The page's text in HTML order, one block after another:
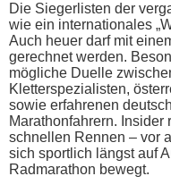
Die Siegerlisten der
wie ein internationales
Auch heuer darf mit
gerechnet werden.
mögliche Duelle
Kletterspezialisten,
sowie erfahrenen
Marathonfahrern. Insider
schnellen Rennen – vor
sich sportlich längst auf
Radmarathon bewegt.